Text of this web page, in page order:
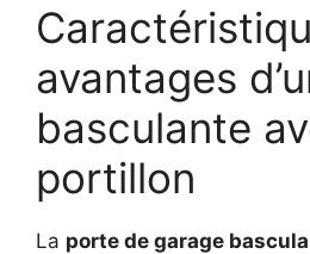
avantages
basculante
portillon
La porte de garage